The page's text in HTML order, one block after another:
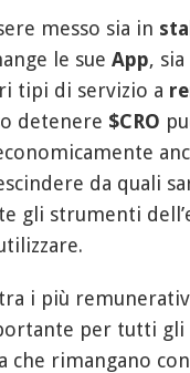
messo sia in
le sueApp,
tipi di servizio a
detenere $CRO
da quali
gli strumenti
i più
per tutti gli
che rimangano